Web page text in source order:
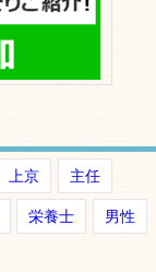
上京 主任
栄養士 男性